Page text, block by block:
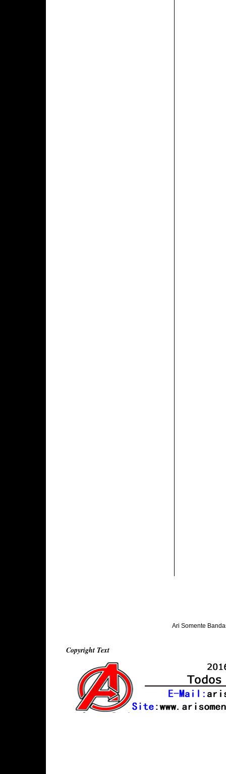
Ari Somente
Copyright Text